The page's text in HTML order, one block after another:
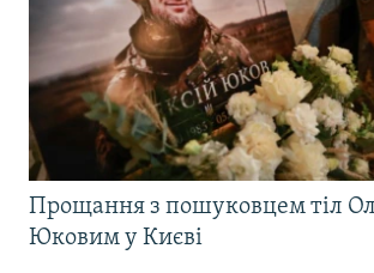
Прощання з пошуковцем тіл
Юковим у Києві